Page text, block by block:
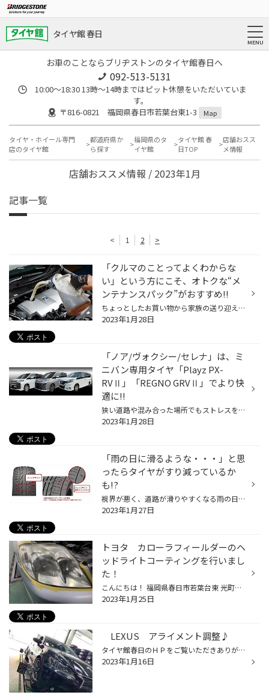
タイヤ館 春日
お車のことならブリヂストンのタイヤ館春日へ
092-513-5131
10:00～18:30 13時〜14時まではピット休憩をいただいていま
す。
〒816-0821 福岡県春日市若葉台東1-3
Map
タイヤ・ホイール専門
店のタイヤ館
都道府県か
ら探す
福岡県のタ
イヤ館
タイヤ館 春
日TOP
店舗おスス
メ情報
店舗おススメ情報 / 2023年1月
記事一覧
< 1 2 >
「クルマのことってよくわからな
い」という方にこそ、オトクな“メ
ンテナンスパック”がおすすめ!!
ちょっとしたお買い物から家族の送り迎え、お休みの日にはみんなでお出かけと、日々の暮らしの中にクルマがあるとやはり便利ですよね。人だけでなく荷物も積めるし、雨風もしのげる。行動範囲が広がり、生活がより豊かにしてくれる欠かせない相棒として、頼りにしていらっしゃる方は多いと思います...
2023年1月28日
「ノア/ヴォクシー/セレナ」は、ミ
ニバン専用タイヤ「Playz PX-
RVⅡ」「REGNO GRVⅡ」でより快
適に!!
狭い道路や混み合った場所でもストレスを感じることなくスイスイ走れるのに、車内にはびっくりするようなゆとりある空間が広がるピープルムーバーといえば、3列シートを採用したミニバンですよね。なかでも子育て世代を中心に大人気なのが、長年使い勝手のよさを競い合ってきた永遠のライバル、「ト...
2023年1月28日
「雨の日に滑るような・・・」と思
ったらタイヤがすり減っているか
も!?
視界が悪く、道路が滑りやすくなる雨の日の運転って、ちょっと憂鬱ですよね。ヒヤッとされた経験をお持ちの方も多いでしょうし、より一層注意しながら走ると疲れ方も違うと思います。 そんな雨の日もより快適にクルマで移動したいなら、やはりタイヤのコンディションが重要です。タイヤがすり減り、...
2023年1月27日
トヨタ カローラフィールダーのヘ
ッドライトコーティングを行いまし
た！
こんにちは！ 福岡県春日市若葉台東 光町交差点近くにあるタイヤ館春日店です！ いつもタイヤ館春日店のwebをご覧頂き 誠に有難うございます(*^▽^*) 今回、トヨタ カローラフィールダーのヘッドライトコーティングを行いました♪ ヘッドライトが曇りがかっていたので、 提案してみたところ、お客様も...
2023年1月25日
LEXUS アライメント調整♪
タイヤ館春日のＨＰをご覧いただきありがとうございます。 ※ WEB チラシ は →こちらをクリック ←（セール・売り出し 広告） タイヤ交換後はタイヤ館一押しのアライメント調整にて車の骨盤調整をしましょう(^^)/ ＊車種により調整個所・時間が異なりますのでお気軽にお問合せ下さい(^^♪☆ お問い合わ...
2023年1月16日